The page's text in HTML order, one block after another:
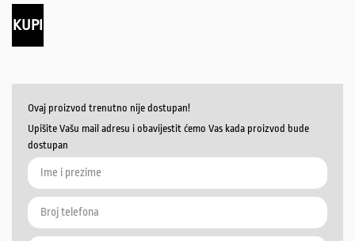
KUPI
Ovaj proizvod trenutno nije dostupan!
Upišite Vašu mail adresu i obavijestit ćemo Vas kada proizvod bude
dostupan